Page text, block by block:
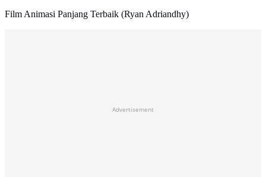
Film Animasi Panjang Terbaik (Ryan Adriandhy)
Advertisement